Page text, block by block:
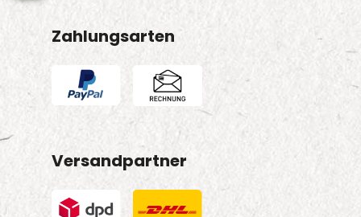
Zahlungsarten
Versandpartner